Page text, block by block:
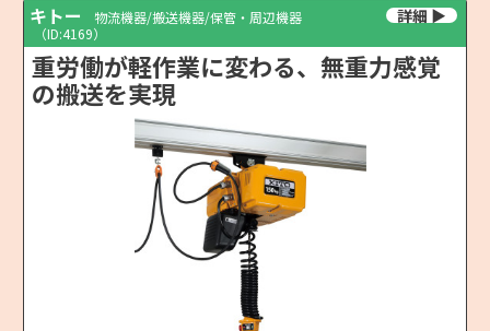
キトー
物流機器/搬送機器/保管・周辺機器
（ID:4169）
重労働が軽作業に変わる、無重力感覚
の搬送を実現